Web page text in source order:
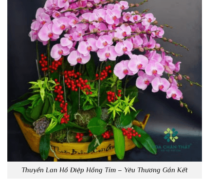
Thuyền Lan Hồ Điệp Hồng Tím – Yêu Thương Gắn Kết